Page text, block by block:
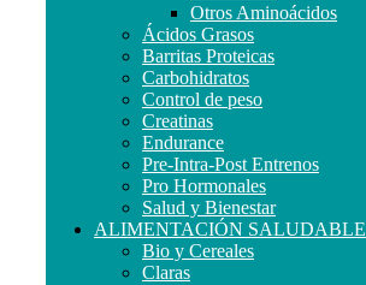
Otros Aminoácidos
Ácidos Grasos
Barritas Proteicas
Carbohidratos
Control de peso
Creatinas
Endurance
Pre-Intra-Post Entrenos
Pro Hormonales
Salud y Bienestar
ALIMENTACIÓN SALUDABLE
Bio y Cereales
Claras